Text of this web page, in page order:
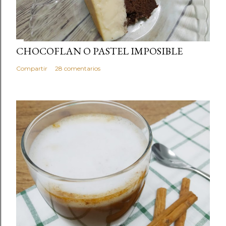
c
o
m
e
t
r
i
o
CHOCOFLAN O PASTEL IMPOSIBLE
Compartir 28 comentarios